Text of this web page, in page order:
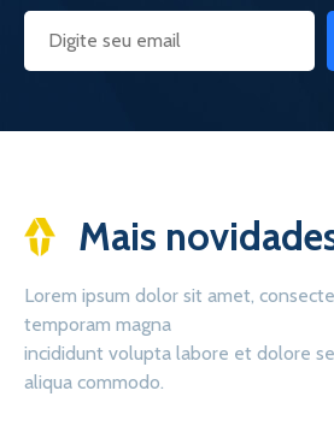
Mais
Lorem ipsum dolor sit amet,
temporam magna
incididunt volupta labore et dolore
aliqua commodo.